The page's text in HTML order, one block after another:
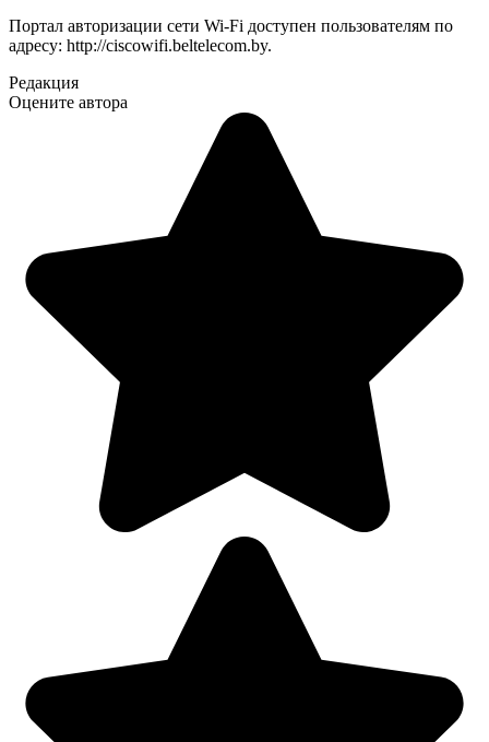
Портал авторизации сети Wi-Fi доступен пользователям по
адресу: http://ciscowifi.beltelecom.by.
Редакция
Оцените автора